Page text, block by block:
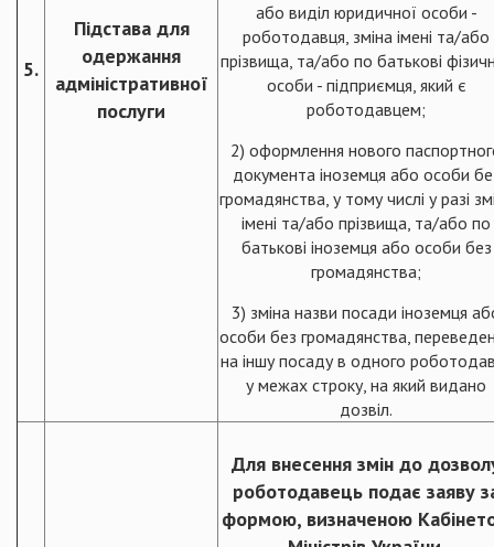
5.
Підстава для
одержання
адміністративної
послуги
або виділ юридичної особи -
роботодавця, зміна імені та/або
прізвища, та/або по батькові
особи - підприємця, який є
роботодавцем;
2) оформлення нового
документа іноземця або особи
громадянства, у тому числі у разі
імені та/або прізвища, та/або по
батькові іноземця або особи без
громадянства;
3) зміна назви посади іноземця
особи без громадянства,
на іншу посаду в одного
у межах строку, на який видано
дозвіл.
Для внесення змін до
роботодавець подає заяву
формою, визначеною